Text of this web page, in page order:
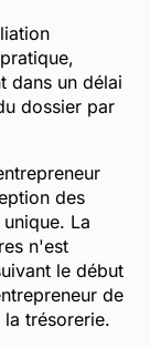
dans un délai
dossier par
des
La
n'est
le début
de
trésorerie.